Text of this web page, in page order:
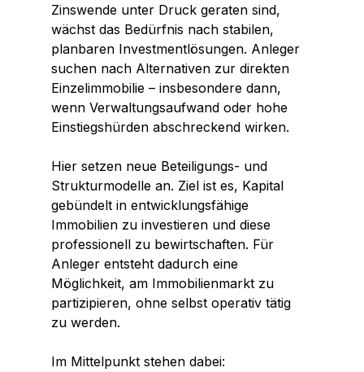
Zinswende unter Druck geraten sind,
wächst das Bedürfnis nach stabilen,
planbaren Investmentlösungen. Anleger
suchen nach Alternativen zur direkten
Einzelimmobilie – insbesondere dann,
wenn Verwaltungsaufwand oder hohe
Einstiegshürden abschreckend wirken.
Hier setzen neue Beteiligungs- und
Strukturmodelle an. Ziel ist es, Kapital
gebündelt in entwicklungsfähige
Immobilien zu investieren und diese
professionell zu bewirtschaften. Für
Anleger entsteht dadurch eine
Möglichkeit, am Immobilienmarkt zu
partizipieren, ohne selbst operativ tätig
zu werden.
Im Mittelpunkt stehen dabei: